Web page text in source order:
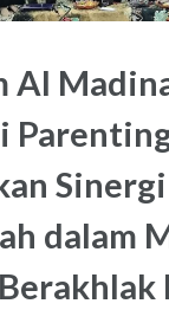
Al
dalam